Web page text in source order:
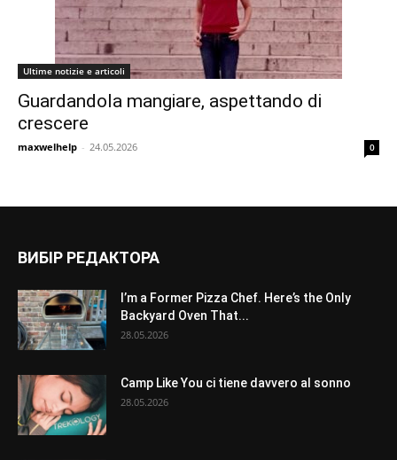
Ultime notizie e articoli
Guardandola mangiare, aspettando di
crescere
maxwelhelp - 24.05.2026 0
ВИБІР РЕДАКТОРА
I’m a Former Pizza Chef. Here’s the Only
Backyard Oven That...
28.05.2026
Camp Like You ci tiene davvero al sonno
28.05.2026